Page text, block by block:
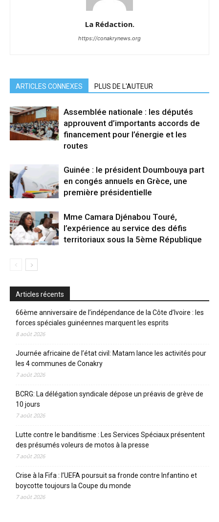
La Rédaction.
https://conakrynews.org
ARTICLES CONNEXES PLUS DE L'AUTEUR
Assemblée nationale : les députés
approuvent d’importants accords de
financement pour l’énergie et les
routes
Guinée : le président Doumbouya part
en congés annuels en Grèce, une
première présidentielle
Mme Camara Djénabou Touré,
l’expérience au service des défis
territoriaux sous la 5ème République
Articles récents
66ème anniversaire de l’indépendance de la Côte d’Ivoire : les
forces spéciales guinéennes marquent les esprits
8 août 2026
Journée africaine de l’état civil: Matam lance les activités pour
les 4 communes de Conakry
7 août 2026
BCRG: La délégation syndicale dépose un préavis de grève de
10 jours
7 août 2026
Lutte contre le banditisme : Les Services Spéciaux présentent
des présumés voleurs de motos à la presse
7 août 2026
Crise à la Fifa : l’UEFA poursuit sa fronde contre Infantino et
boycotte toujours la Coupe du monde
7 août 2026